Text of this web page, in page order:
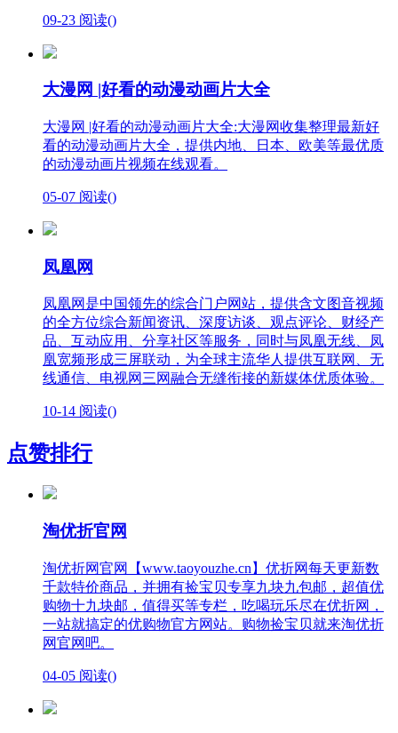
09-23 阅读()
大漫网 |好看的动漫动画片大全
大漫网 |好看的动漫动画片大全:大漫网收集整理最新好
看的动漫动画片大全，提供内地、日本、欧美等最优质
的动漫动画片视频在线观看。
05-07 阅读()
凤凰网
凤凰网是中国领先的综合门户网站，提供含文图音视频
的全方位综合新闻资讯、深度访谈、观点评论、财经产
品、互动应用、分享社区等服务，同时与凤凰无线、凤
凰宽频形成三屏联动，为全球主流华人提供互联网、无
线通信、电视网三网融合无缝衔接的新媒体优质体验。
10-14 阅读()
点赞排行
淘优折官网
淘优折网官网【www.taoyouzhe.cn】优折网每天更新数
千款特价商品，并拥有捡宝贝专享九块九包邮，超值优
购物十九块邮，值得买等专栏，吃喝玩乐尽在优折网，
一站就搞定的优购物官方网站。购物捡宝贝就来淘优折
网官网吧。
04-05 阅读()